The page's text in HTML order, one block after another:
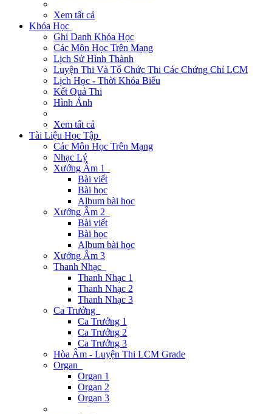
Xem tất cả
Khóa Học
Ghi Danh Khóa Học
Các Môn Học Trên Mạng
Lịch Sử Hình Thành
Luyện Thi Và Tổ Chức Thi Các Chứng Chỉ LCM
Lịch Học - Thời Khóa Biểu
Kết Quả Thi
Hình Ảnh
Xem tất cả
Tài Liệu Học Tập
Các Môn Học Trên Mạng
Nhạc Lý
Xướng Âm 1
Bài viết
Bài học
Album bài học
Xướng Âm 2
Bài viết
Bài học
Album bài học
Xướng Âm 3
Thanh Nhạc
Thanh Nhạc 1
Thanh Nhạc 2
Thanh Nhạc 3
Ca Trưởng
Ca Trưởng 1
Ca Trưởng 2
Ca Trưởng 3
Hòa Âm - Luyện Thi LCM Grade
Organ
Organ 1
Organ 2
Organ 3